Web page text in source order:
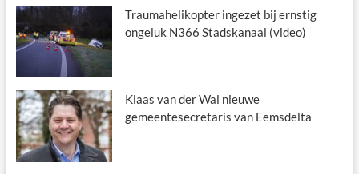
Traumahelikopter ingezet bij ernstig
ongeluk N366 Stadskanaal (video)
Klaas van der Wal nieuwe
gemeentesecretaris van Eemsdelta